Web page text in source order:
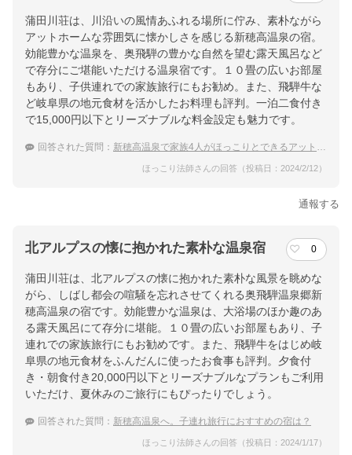
蒲田川荘は、川沿いの風情あふれる場所に佇み、素朴ながら
アットホームな雰囲気に懐かしさを感じる新穂高温泉の宿。
効能豊かな温泉を、奥飛騨の豊かな自然を望む露天風呂など
で存分にご堪能いただける温泉宿です。１０畳の広いお部屋
もあり、子供連れでの家族旅行にもお勧め。また、飛騨牛な
ど岐阜県の地元食材を活かしたお料理も評判。一泊二食付き
で15,000円以下とリーズナブルな料金設定も魅力です。
回答された質問： 新穂高温泉で家族4人がほっこりとできるアットホームな宿は？
ほっこり法師さんの回答（投稿日：2024/2/12）
通報する
北アルプスの懐に抱かれた素朴な温泉宿 0
蒲田川荘は、北アルプスの懐に抱かれた素朴な風景を眺めな
がら、しばし都会の喧騒を忘れさせてくれる奥飛騨温泉郷新
穂高温泉の宿です。効能豊かな温泉は、大浴場のほか趣のあ
る露天風呂にて存分に堪能。１０畳の広いお部屋もあり、子
連れでの家族旅行にもお勧めです。また、飛騨牛をはじめ岐
阜県の地元食材をふんだんに使ったお食事も評判。夕食付
き・朝食付き20,000円以下とリーズナブルなプランもご利用
いただけ、夏休みのご旅行にもぴったりでしょう。
回答された質問： 新穂高温泉へ。子連れ旅行におすすめの宿は？
ほっこり法師さんの回答（投稿日：2024/1/17）